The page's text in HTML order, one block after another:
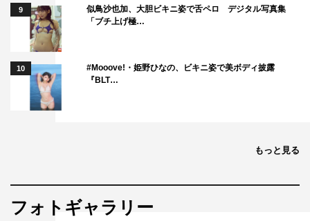
9
似鳥沙也加、大胆ビキニ姿で舌ペロ デジタル写真集
「ブチ上げ極…
10
#Mooove!・姫野ひなの、ビキニ姿で美ボディ披露
『BLT…
もっと見る
フォトギャラリー